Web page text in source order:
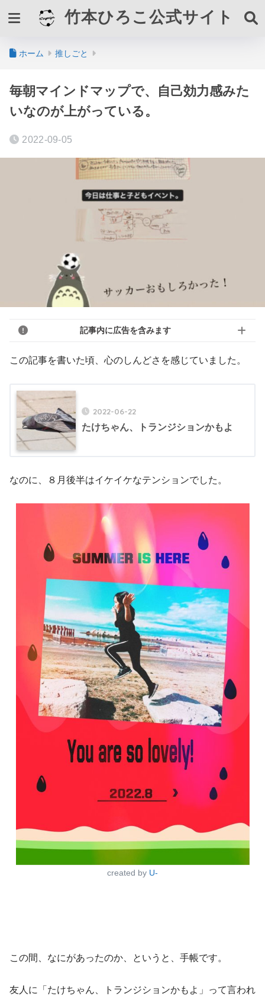
竹本ひろこ公式サイト
ホーム 推しごと
毎朝マインドマップで、自己効力感みた
いなのが上がっている。
2022-09-05
記事内に広告を含みます
この記事を書いた頃、心のしんどさを感じていました。
2022-06-22
たけちゃん、トランジションかもよ
なのに、８月後半はイケイケなテンションでした。
created by U-
この間、なにがあったのか、というと、手帳です。
友人に「たけちゃん、トランジションかもよ」って言われ